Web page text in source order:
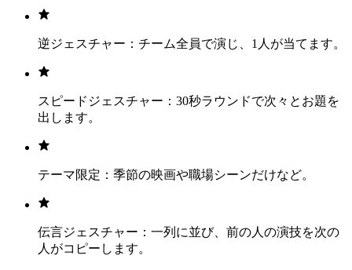
逆ジェスチャー：チーム全員で演じ、1人が当てます。
スピードジェスチャー：30秒ラウンドで次々とお題を
出します。
テーマ限定：季節の映画や職場シーンだけなど。
伝言ジェスチャー：一列に並び、前の人の演技を次の
人がコピーします。